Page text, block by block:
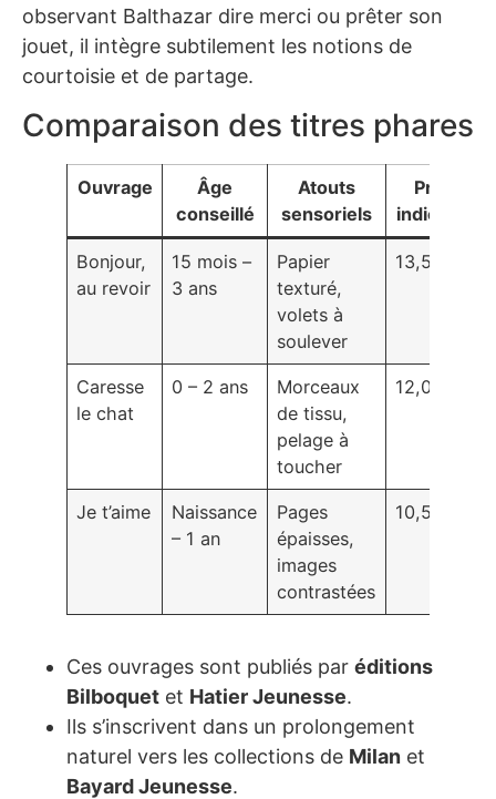
observant Balthazar dire merci ou prêter son
jouet, il intègre subtilement les notions de
courtoisie et de partage.
Comparaison des titres phares
Ouvrage
Âge
conseillé
Atouts
sensoriels
Prix
indicatif
Bonjour,
au revoir
15 mois –
3 ans
Papier
texturé,
volets à
soulever
13,50 €
Caresse
le chat
0 – 2 ans
Morceaux
de tissu,
pelage à
toucher
12,00 €
Je t’aime
Naissance
– 1 an
Pages
épaisses,
images
contrastées
10,50 €
Ces ouvrages sont publiés par éditions
Bilboquet et Hatier Jeunesse.
Ils s’inscrivent dans un prolongement
naturel vers les collections de Milan et
Bayard Jeunesse.